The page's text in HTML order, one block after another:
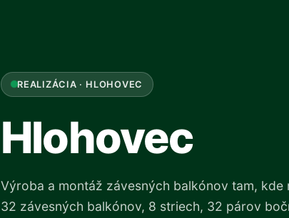
REALIZÁCIA · HLOHOVEC
Hlohovec
Výroba a montáž závesných balkónov tam, kde
32 závesných balkónov, 8 striech, 32 párov